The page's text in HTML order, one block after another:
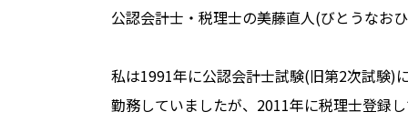
公認会計士・税理士の美藤直人(びとうなお
私は1991年に公認会計士試験(旧第2次試験)
勤務していましたが、2011年に税理士登録